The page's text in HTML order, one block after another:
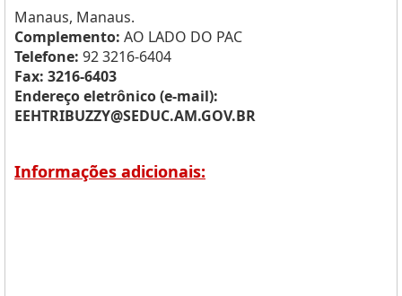
Manaus, Manaus.
Complemento: AO LADO DO PAC
Telefone: 92 3216-6404
Fax: 3216-6403
Endereço eletrônico (e-mail):
EEHTRIBUZZY@SEDUC.AM.GOV.BR
Informações adicionais: